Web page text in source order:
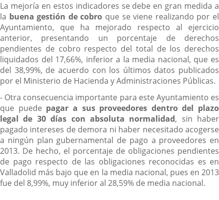
La mejoría en estos indicadores se debe en gran medida a
la buena gestión de cobro que se viene realizando por el
Ayuntamiento, que ha mejorado respecto al ejercicio
anterior, presentando un porcentaje de derechos
pendientes de cobro respecto del total de los derechos
liquidados del 17,66%, inferior a la media nacional, que es
del 38,99%, de acuerdo con los últimos datos publicados
por el Ministerio de Hacienda y Administraciones Públicas.
- Otra consecuencia importante para este Ayuntamiento es
que puede pagar a sus proveedores dentro del plazo
legal de 30 días con absoluta normalidad, sin haber
pagado intereses de demora ni haber necesitado acogerse
a ningún plan gubernamental de pago a proveedores en
2013. De hecho, el porcentaje de obligaciones pendientes
de pago respecto de las obligaciones reconocidas es en
Valladolid más bajo que en la media nacional, pues en 2013
fue del 8,99%, muy inferior al 28,59% de media nacional.